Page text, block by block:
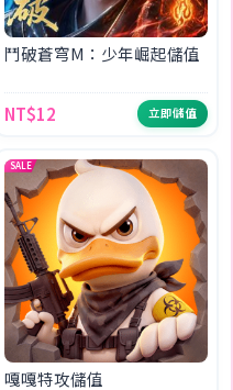
鬥破蒼穹M：少年崛起儲值
NT$12 立即儲值
SALE
嘎嘎特攻儲值